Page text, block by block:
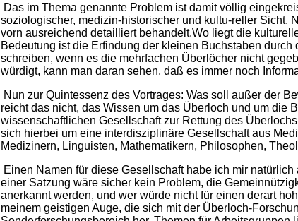
Das im Thema genannte Problem ist damit völlig
soziologischer, medizin-historischer und kultu-reller Sicht.
vorn ausreichend detailliert behandelt.Wo liegt die
Bedeutung ist die Erfindung der kleinen Buchstaben
schreiben, wenn es die mehrfachen Überlöcher nicht
würdigt, kann man daran sehen, daß es immer noch
Nun zur Quintessenz des Vortrages: Was soll außer der
reicht das nicht, das Wissen um das Überloch und um die
wissenschaftlichen Gesellschaft zur Rettung des
sich hierbei um eine interdisziplinäre Gesellschaft aus
Medizinern, Linguisten, Mathematikern, Philosophen,
Einen Namen für diese Gesellschaft habe ich mir
einer Satzung wäre sicher kein Problem, die
anerkannt werden, und wer würde nicht für einen derart
meinem geistigen Auge, die sich mit der Überloch-